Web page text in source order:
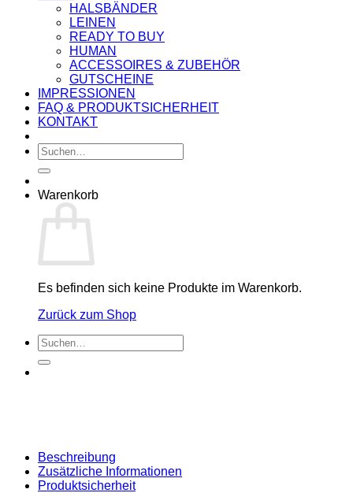
HALSBÄNDER
LEINEN
READY TO BUY
HUMAN
ACCESSOIRES & ZUBEHÖR
GUTSCHEINE
IMPRESSIONEN
FAQ & PRODUKTSICHERHEIT
KONTAKT
Suchen
nach:
Warenkorb
Es befinden sich keine Produkte im Warenkorb.
Zurück zum Shop
Suchen
nach:
Beschreibung
Zusätzliche Informationen
Produktsicherheit